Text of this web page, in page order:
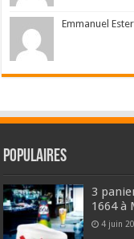
Emmanuel
Populaires
3
1664 à
4 juin